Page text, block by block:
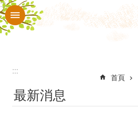
跳到主要內容區塊
進
認
:::
:::
首頁
最新消息